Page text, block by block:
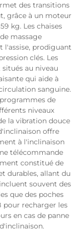
des transitions
grâce à un moteur
kg. Les chaises
massage
l'assise, prodiguant
clés. Les
au niveau
qui aide à
sanguine.
de
niveaux
la vibration douce
offre
à l'inclinaison
télécommande
constitué de
durables, allant du
souvent des
que des poches
pour recharger les
en cas de panne